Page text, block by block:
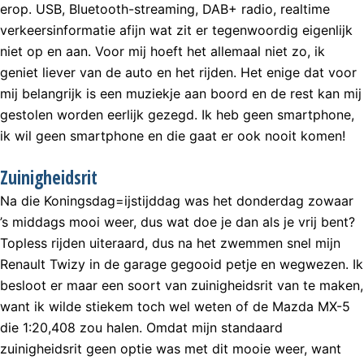
erop. USB, Bluetooth-streaming, DAB+ radio, realtime
verkeersinformatie afijn wat zit er tegenwoordig eigenlijk
niet op en aan. Voor mij hoeft het allemaal niet zo, ik
geniet liever van de auto en het rijden. Het enige dat voor
mij belangrijk is een muziekje aan boord en de rest kan mij
gestolen worden eerlijk gezegd. Ik heb geen smartphone,
ik wil geen smartphone en die gaat er ook nooit komen!
Zuinigheidsrit
Na die Koningsdag=ijstijddag was het donderdag zowaar
’s middags mooi weer, dus wat doe je dan als je vrij bent?
Topless rijden uiteraard, dus na het zwemmen snel mijn
Renault Twizy in de garage gegooid petje en wegwezen. Ik
besloot er maar een soort van zuinigheidsrit van te maken,
want ik wilde stiekem toch wel weten of de Mazda MX-5
die 1:20,408 zou halen. Omdat mijn standaard
zuinigheidsrit geen optie was met dit mooie weer, want